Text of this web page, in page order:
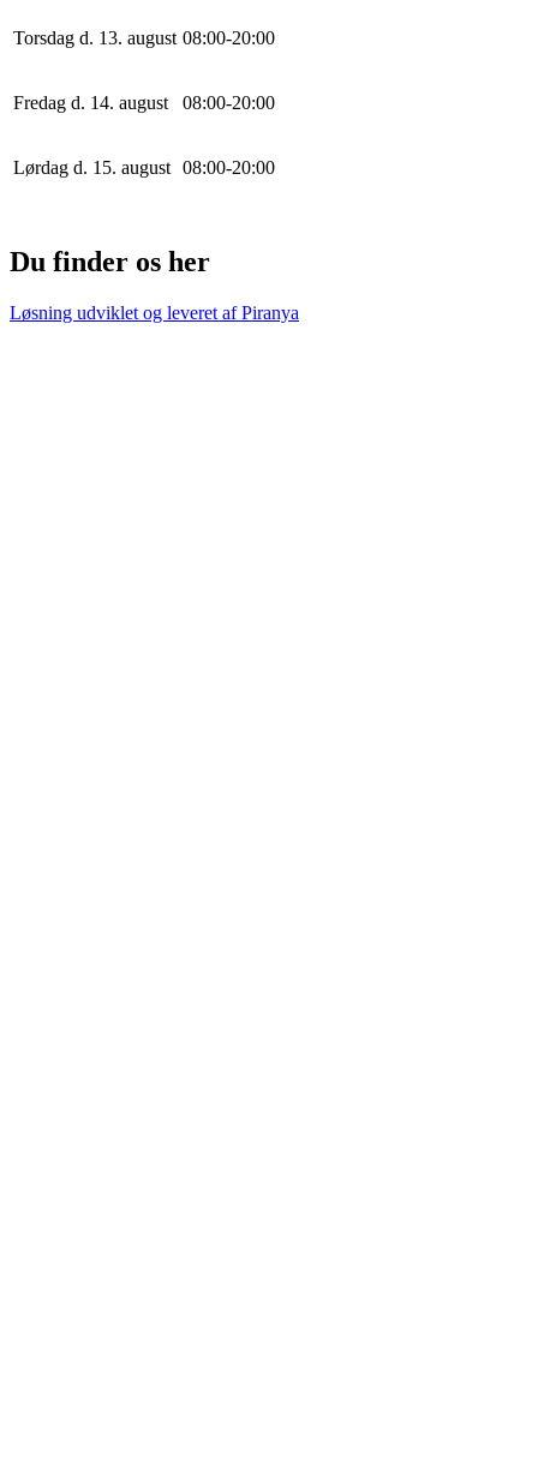
Torsdag d. 13. august 08:00-20:00
Fredag d. 14. august 08:00-20:00
Lørdag d. 15. august 08:00-20:00
Du finder os her
Løsning udviklet og leveret afPiranya